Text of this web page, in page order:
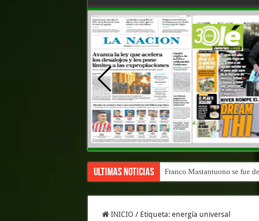
Ultimas Noticias Franco Mastantuono se fue
INICIO / Etiqueta: energía universal